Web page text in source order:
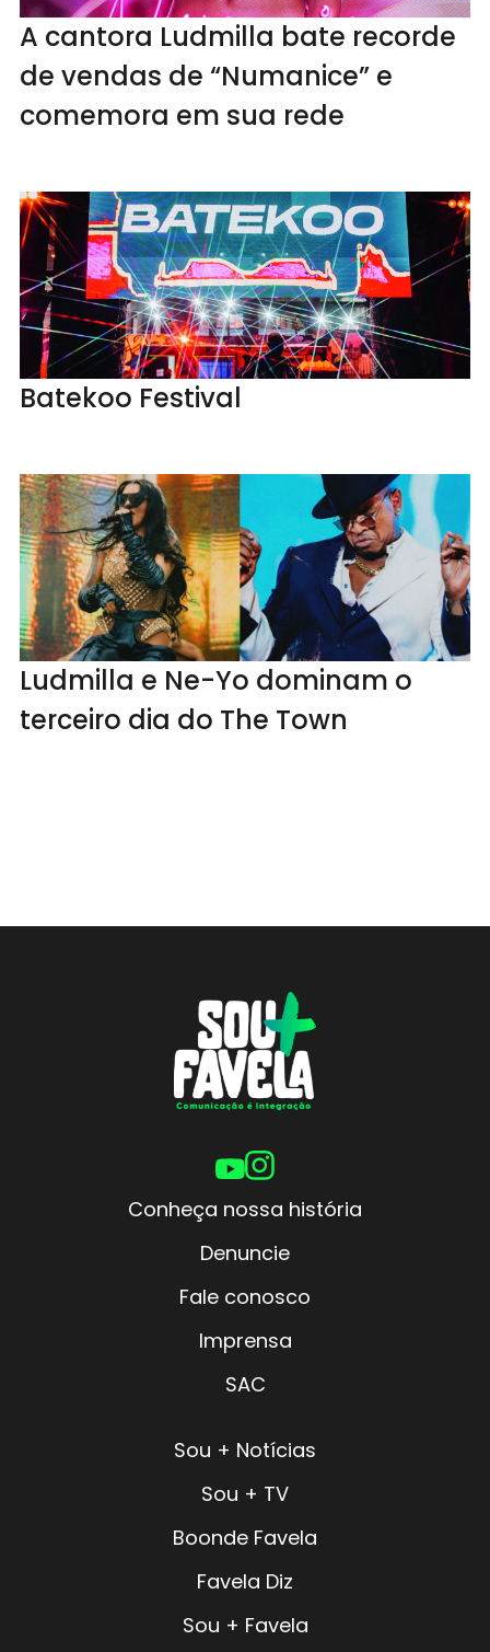
A cantora Ludmilla bate recorde
de vendas de “Numanice” e
comemora em sua rede
Batekoo Festival
Ludmilla e Ne-Yo dominam o
terceiro dia do The Town
Conheça nossa história
Denuncie
Fale conosco
Imprensa
SAC
Sou + Notícias
Sou + TV
Boonde Favela
Favela Diz
Sou + Favela